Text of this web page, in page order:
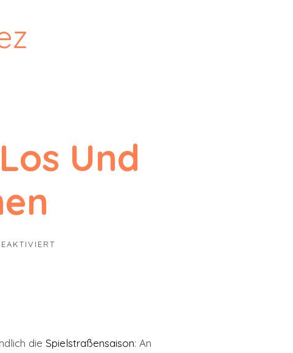
Und
FÜR DIE SPIELSTRASSE GEHT LOS UND SUCHT
die Spielstraßensaison: An